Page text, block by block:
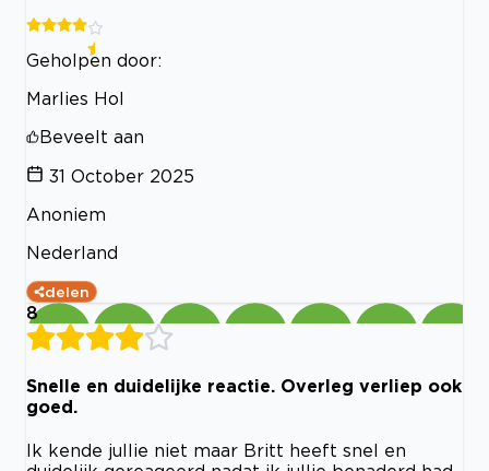
Geholpen door:
Marlies Hol
Beveelt aan
31 October 2025
Anoniem
Nederland
delen
8
Snelle en duidelijke reactie. Overleg verliep ook
goed.
Ik kende jullie niet maar Britt heeft snel en